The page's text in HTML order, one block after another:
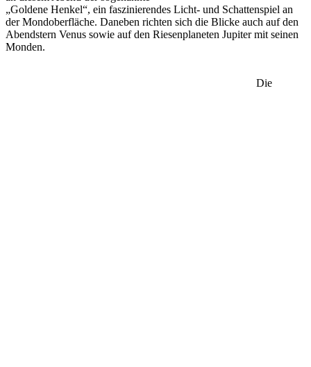
„Goldene Henkel“, ein faszinierendes Licht- und Schattenspiel an
der Mondoberfläche. Daneben richten sich die Blicke auch auf den
Abendstern Venus sowie auf den Riesenplaneten Jupiter mit seinen
Monden.
Die